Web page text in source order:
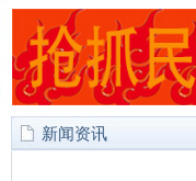
新闻资讯